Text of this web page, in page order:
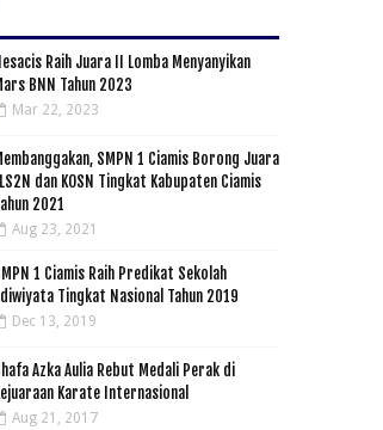
Raih Juara II Lomba Menyanyikan
BNN Tahun 2023
Mar 22, 2023
SMPN 1 Ciamis Borong Juara
dan KOSN Tingkat Kabupaten Ciamis
2021
Aug 23, 2021
1 Ciamis Raih Predikat Sekolah
Tingkat Nasional Tahun 2019
Dec 13, 2019
Azka Aulia Rebut Medali Perak di
Karate Internasional
Aug 21, 2017